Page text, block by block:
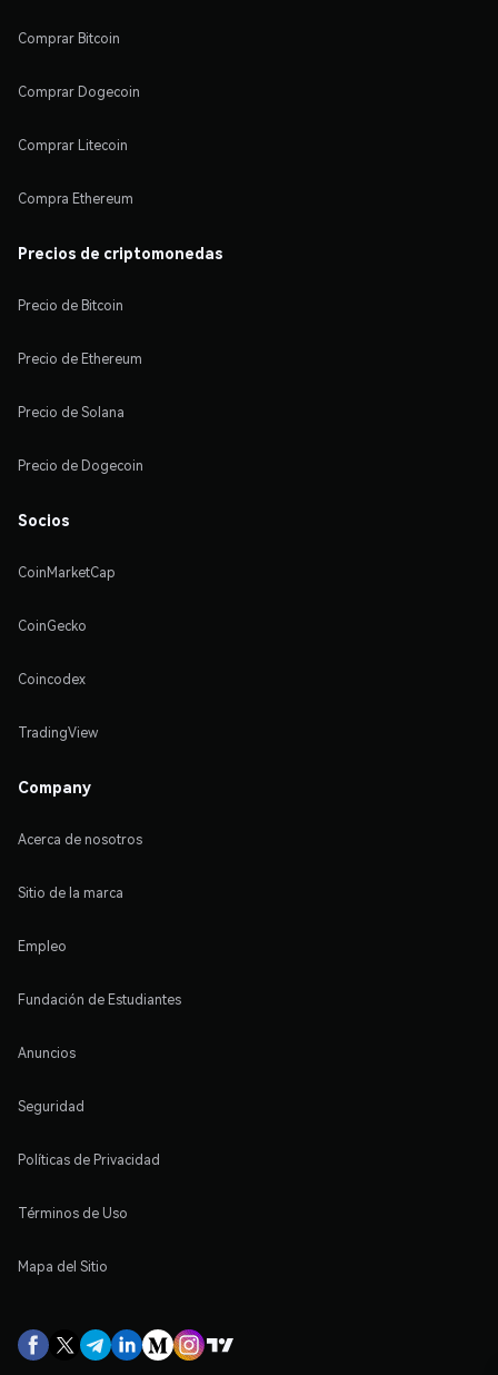
Comprar Bitcoin
Comprar Dogecoin
Comprar Litecoin
Compra Ethereum
Precios de criptomonedas
Precio de Bitcoin
Precio de Ethereum
Precio de Solana
Precio de Dogecoin
Socios
CoinMarketCap
CoinGecko
Coincodex
TradingView
Company
Acerca de nosotros
Sitio de la marca
Empleo
Fundación de Estudiantes
Anuncios
Seguridad
Políticas de Privacidad
Términos de Uso
Mapa del Sitio